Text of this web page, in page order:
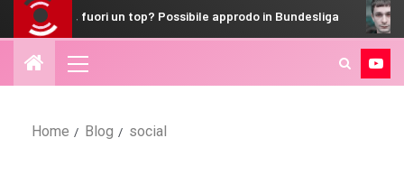
Possibile approdo in Bundesliga Dramma a
Home Blog social